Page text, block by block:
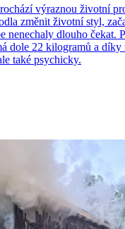
výraznou životní
změnit životní styl,
nenechaly dlouho čekat.
dole 22 kilogramů a díky
také psychicky.